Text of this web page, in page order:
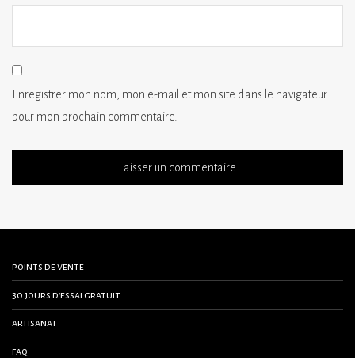
Enregistrer mon nom, mon e-mail et mon site dans le navigateur
pour mon prochain commentaire.
points de vente
30 jours d’essai gratuit
artisanat
faq